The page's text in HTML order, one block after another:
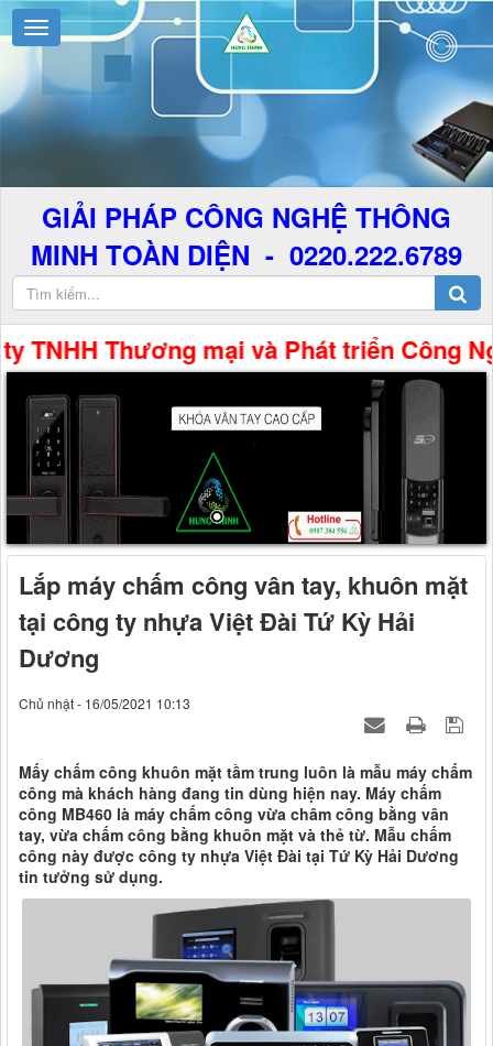
GIẢI PHÁP CÔNG NGHỆ THÔNG
MINH TOÀN DIỆN - 0220.222.6789
Thương mại và Phát triển Công Nghệ
Lắp máy chấm công vân tay, khuôn mặt
tại công ty nhựa Việt Đài Tứ Kỳ Hải
Dương
Chủ nhật - 16/05/2021 10:13
Mấy chấm công khuôn mặt tầm trung luôn là mẫu máy chấm
công mà khách hàng đang tin dùng hiện nay. Máy chấm
công MB460 là máy chấm công vừa châm công bằng vân
tay, vừa chấm công bằng khuôn mặt và thẻ từ. Mẫu chấm
công này được công ty nhựa Việt Đài tại Tứ Kỳ Hải Dương
tin tưởng sử dụng.